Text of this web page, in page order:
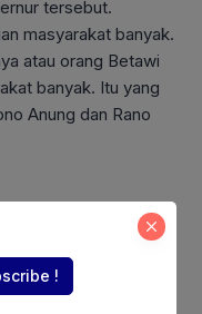
tersebut.
masyarakat banyak.
atau orang Betawi
banyak. Itu yang
Anung dan Rano
Industri Hilir
!